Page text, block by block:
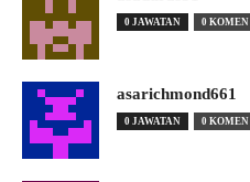
0 JAWATAN 0 KOMEN
asarichmond661
0 JAWATAN 0 KOMEN